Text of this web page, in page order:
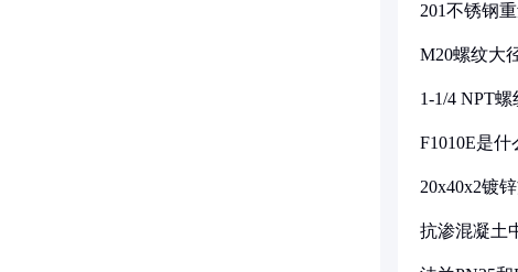
201不锈钢
M20螺纹大
1-1/4 NPT
F1010E是什
20x40x2镀
抗渗混凝土